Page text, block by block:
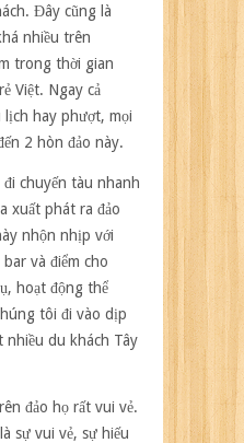
Đây cũng là
nhiều trên
trong thời gian
Việt. Ngay cả
lịch hay phượt, mọi
2 hòn đảo này.
chuyến tàu nhanh
xuất phát ra đảo
nhộn nhịp với
và điểm cho
hoạt động thể
tôi đi vào dịp
nhiều du khách Tây
đảo họ rất vui vẻ.
sự vui vẻ, sự hiếu